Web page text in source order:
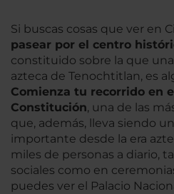
Si buscas cosas que ver en
pasear por el centro
constituido sobre la que
azteca de Tenochtitlan, es
Comienza tu recorrido en
Constitución, una de las
que, además, lleva siendo
importante desde la era
miles de personas a diario,
sociales como en
puedes ver el Palacio